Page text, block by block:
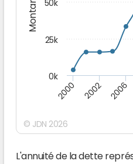
2000 2002 2006
0k
25k
50k
© JDN 2026
L'annuité de la dette